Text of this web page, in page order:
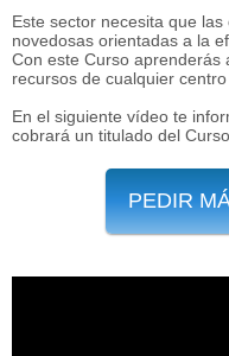
Este sector necesita que
novedosas orientadas a la
Con este Curso aprenderás
recursos de cualquier
En el siguiente vídeo te
cobrará un titulado del
PEDIR